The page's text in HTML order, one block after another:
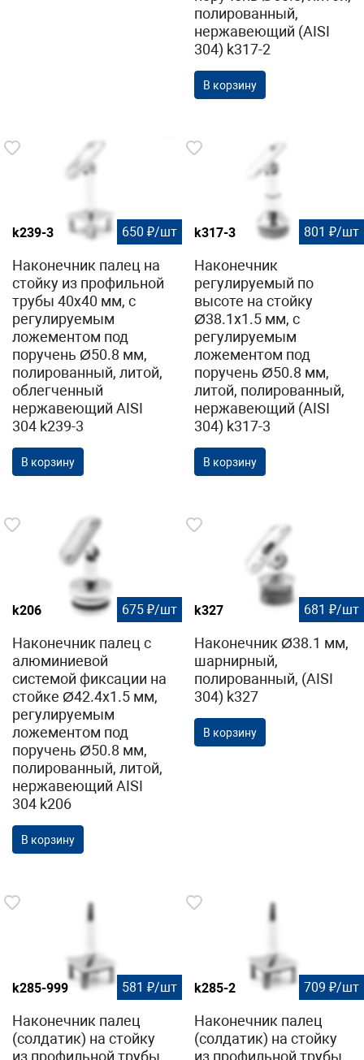
полированный,
нержавеющий (AISI
304) k317-2
В корзину
k239-3 650 ₽/шт
Наконечник палец на
стойку из профильной
трубы 40х40 мм, с
регулируемым
ложементом под
поручень Ø50.8 мм,
полированный, литой,
облегченный
нержавеющий AISI
304 k239-3
В корзину
k317-3 801 ₽/шт
Наконечник
регулируемый по
высоте на стойку
Ø38.1х1.5 мм, с
регулируемым
ложементом под
поручень Ø50.8 мм,
литой, полированный,
нержавеющий (AISI
304) k317-3
В корзину
k206 675 ₽/шт
Наконечник палец с
алюминиевой
системой фиксации на
стойке Ø42.4х1.5 мм,
регулируемым
ложементом под
поручень Ø50.8 мм,
полированный, литой,
нержавеющий AISI
304 k206
В корзину
k327 681 ₽/шт
Наконечник Ø38.1 мм,
шарнирный,
полированный, (AISI
304) k327
В корзину
k285-999 581 ₽/шт
Наконечник палец
(солдатик) на стойку
из профильной трубы
k285-2 709 ₽/шт
Наконечник палец
(солдатик) на стойку
из профильной трубы